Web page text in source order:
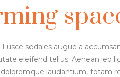
sodales augue a
eleifend tellus. Aenean leo
laudantium, totam